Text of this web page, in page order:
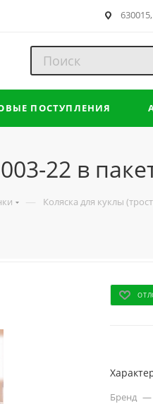
ПОСТУПЛЕНИЯ
22 в
— Коляска для куклы
Бренд —